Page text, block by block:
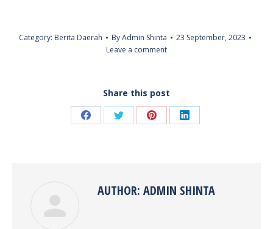
Category: Berita Daerah ByAdmin Shinta
23 September, 2023
Leave a comment
Share this post
Share Share Share Share
AUTHOR: ADMIN SHINTA